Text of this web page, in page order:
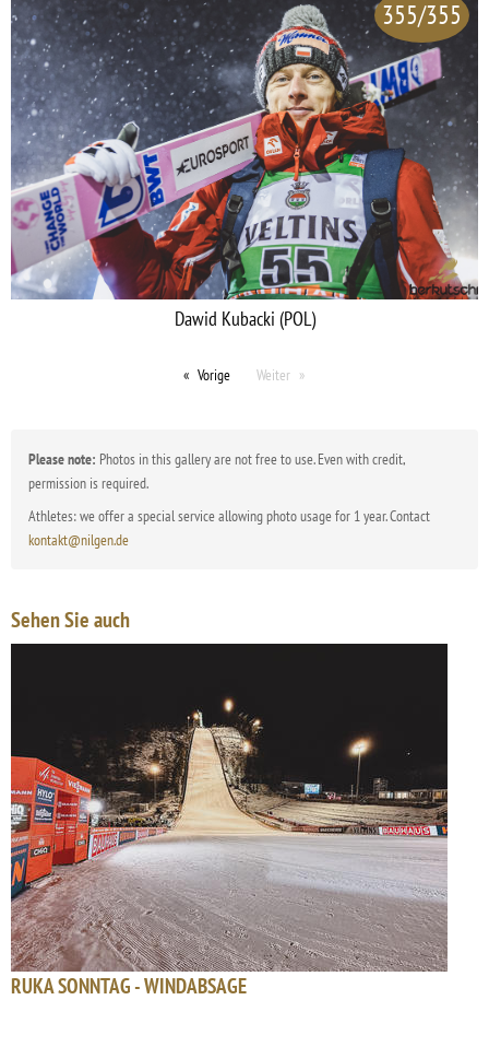
355/355
Dawid Kubacki (POL)
Vorige Weiter
Please note: Photos in this gallery are not free to use. Even with credit,
permission is required.
Athletes: we offer a special service allowing photo usage for 1 year. Contact
kontakt@nilgen.de
Sehen Sie auch
RUKA SONNTAG - WINDABSAGE